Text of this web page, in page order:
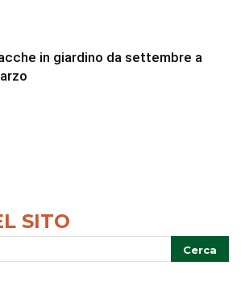
in giardino da settembre a
SITO